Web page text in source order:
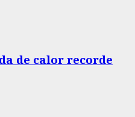
de calor recorde